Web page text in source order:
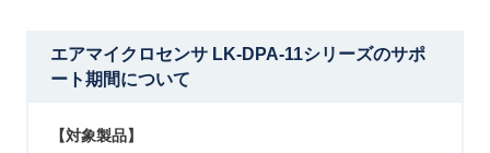
エアマイクロセンサ LK-DPA-11シリーズのサポ
ート期間について
【対象製品】